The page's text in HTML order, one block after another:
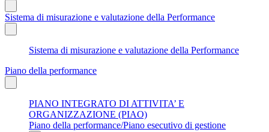
Sistema di misurazione e valutazione della Performance
Sistema di misurazione e valutazione della Performance
Piano della performance
PIANO INTEGRATO DI ATTIVITA’ E
ORGANIZZAZIONE (PIAO)
Piano della performance/Piano esecutivo di gestione